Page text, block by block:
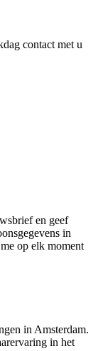
contact met u
en geef
in
op elk moment
in Amsterdam.
in het